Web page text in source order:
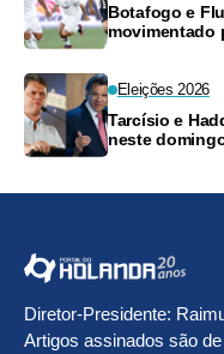
Botafogo e
movimentado
Eleições 2026
Tarcísio e
neste
Diretor-Presidente:
Artigos assinados são